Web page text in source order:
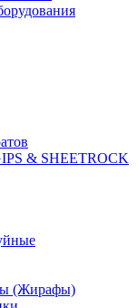
& SHEETROCK
(Жирафы)